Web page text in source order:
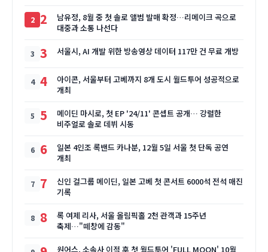
2
남유정, 8월 중 첫 솔로 앨범 발매 확정…리메이크 곡으로
대중과 소통 나선다
3 서울시, AI 개발 위한 방송영상 데이터 117만 건 무료 개방
4
아이콘, 서울부터 고베까지 8개 도시 월드투어 성공적으로
개최
5
메이딘 마시로, 첫 EP '24/11' 콘셉트 공개… 강렬한
비주얼로 솔로 데뷔 시동
6
일본 4인조 록밴드 카나분, 12월 5일 서울 첫 단독 공연
개최
7
신인 걸그룹 메이딘, 일본 고베 첫 콘서트 6000석 전석 매진
기록
8
록 여제 리사, 서울 올림픽홀 2천 관객과 15주년
축제…"떼창에 감동"
원어스, 소속사 이적 후 첫 월드투어 'FULL MOON' 10월